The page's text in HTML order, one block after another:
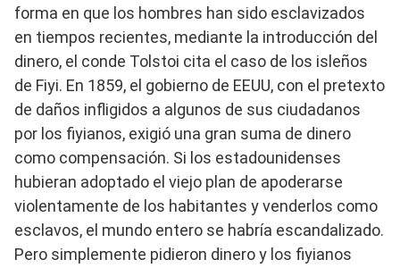
forma en que los hombres han sido esclavizados
en tiempos recientes, mediante la introducción del
dinero, el conde Tolstoi cita el caso de los isleños
de Fiyi. En 1859, el gobierno de EEUU, con el pretexto
de daños infligidos a algunos de sus ciudadanos
por los fiyianos, exigió una gran suma de dinero
como compensación. Si los estadounidenses
hubieran adoptado el viejo plan de apoderarse
violentamente de los habitantes y venderlos como
esclavos, el mundo entero se habría escandalizado.
Pero simplemente pidieron dinero y los fiyianos